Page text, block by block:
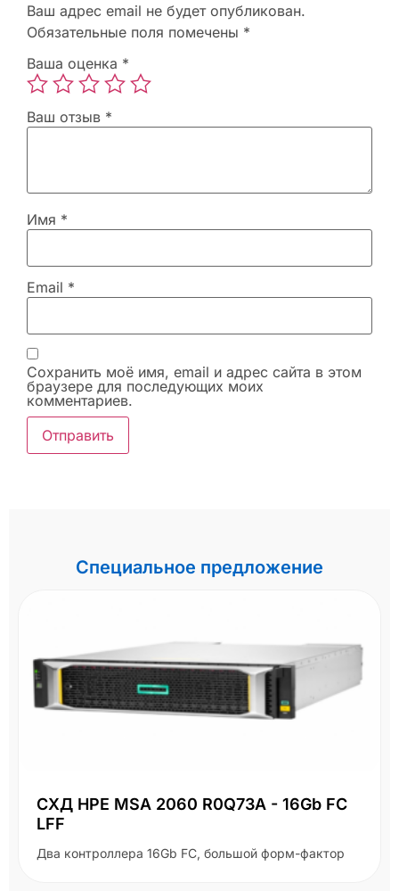
Ваш адрес email не будет опубликован.
Обязательные поля помечены *
Ваша оценка *
Ваш отзыв *
Имя *
Email *
Сохранить моё имя, email и адрес сайта в этом
браузере для последующих моих
комментариев.
Специальное предложение
СХД HPE MSA 2060 R0Q73A - 16Gb FC
LFF
Два контроллера 16Gb FC, большой форм-фактор